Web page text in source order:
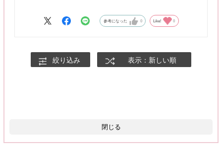
参考になった 0 Like! 0
絞り込み 表示：新しい順
閉じる